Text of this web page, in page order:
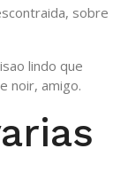
sobre
lindo que
noir, amigo.